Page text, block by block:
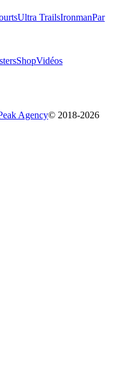
Ultra TrailsIronmanPar
ShopVidéos
Agency© 2018-2026